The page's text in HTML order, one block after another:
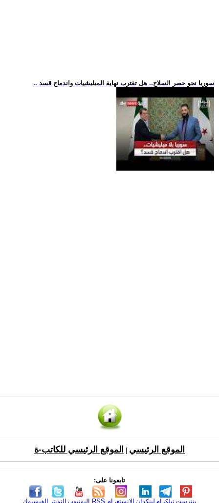
.. سوريا نحو حصر السلاح.. هل تقترب نهاية الميليشيات واندماج قسد
الموقع الرئيسي الموقع الرئيسي للكاتب-ة
تابعونا على:
الفيسبوك التويتر اليوتيوب RSS الانستغرام لينكدإن تيلكرامبنترست